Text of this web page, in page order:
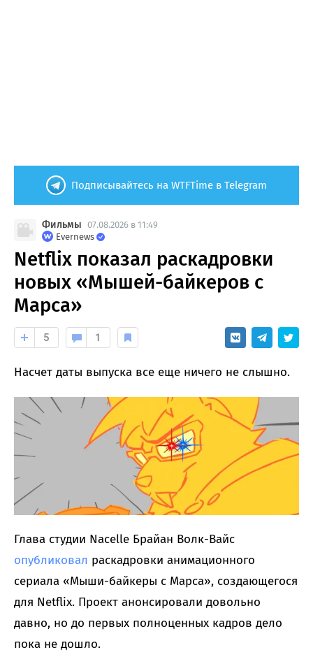
Подписывайтесь на WTFTime в Telegram
Фильмы 07.08.2026 в 11:49
Evernews
Netflix показал раскадровки
новых «Мышей-байкеров с
Марса»
5 1
Насчет даты выпуска все еще ничего не слышно.
Глава студии Nacelle Брайан Волк-Вайс
опубликовал раскадровки анимационного
сериала «Мыши-байкеры с Марса», создающегося
для Netflix. Проект анонсировали довольно
давно, но до первых полноценных кадров дело
пока не дошло.